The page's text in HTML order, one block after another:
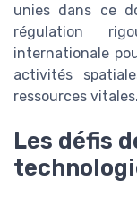
unies dans ce
régulation
internationale
activités
ressources vitales.
Les défis